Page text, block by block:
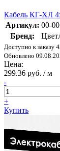
Кабель КГ-ХЛ
Артикул: 00-
Бренд:
Доступно к заказу
Обновлено
Цена:
299.36 руб. / м
-
+
Купить